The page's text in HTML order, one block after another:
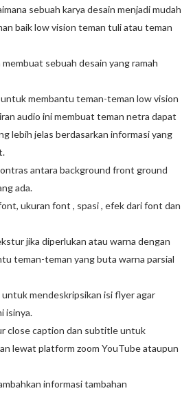
sebuah karya desain menjadi mudah
baik low vision teman tuli atau teman
sebuah desain yang ramah
membantu teman-teman low vision
audio ini membuat teman netra dapat
lebih jelas berdasarkan informasi yang
antara background front ground
ada.
ukuran font , spasi , efek dari font dan
jika diperlukan atau warna dengan
teman-teman yang buta warna parsial
mendeskripsikan isi flyer agar
isinya.
close caption dan subtitle untuk
lewat platform zoom YouTube ataupun
informasi tambahan